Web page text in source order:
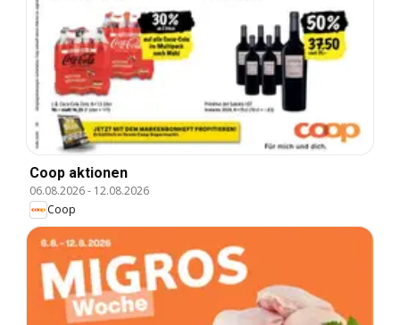
Coop aktionen
06.08.2026- 12.08.2026
Coop